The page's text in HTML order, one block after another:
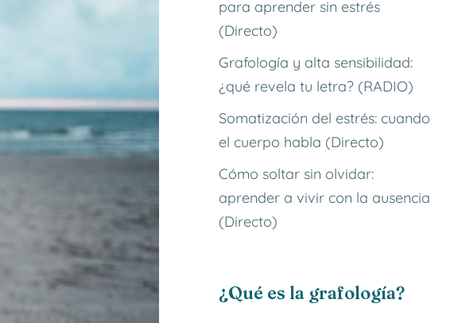
para aprender sin estrés
(Directo)
Grafología y alta sensibilidad:
¿qué revela tu letra? (RADIO)
Somatización del estrés: cuando
el cuerpo habla (Directo)
Cómo soltar sin olvidar:
aprender a vivir con la ausencia
(Directo)
¿Qué es la grafología?